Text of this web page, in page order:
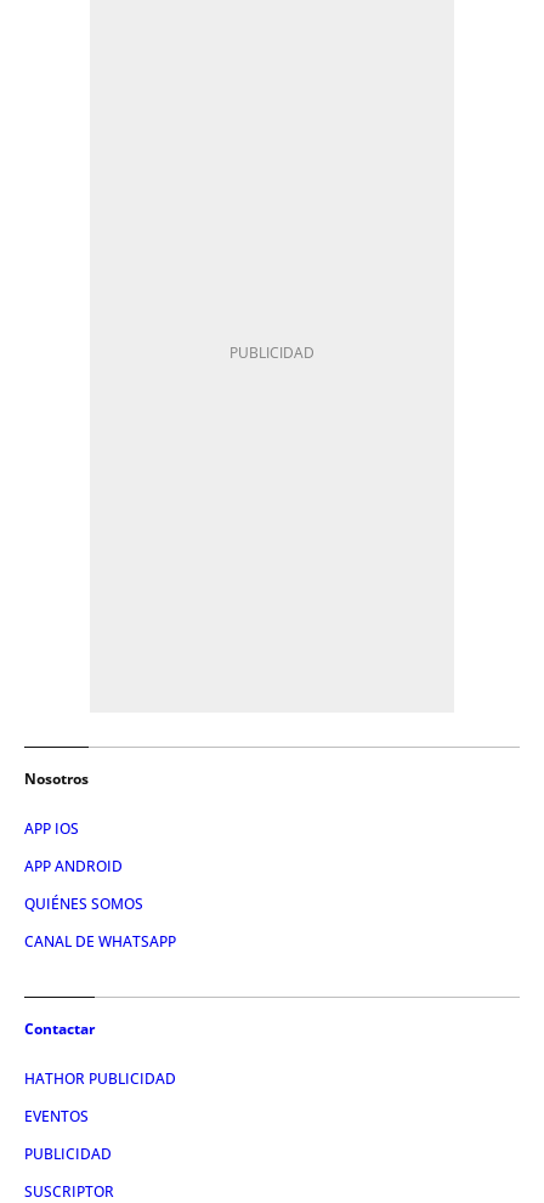
Nosotros
APP IOS
APP ANDROID
QUIÉNES SOMOS
CANAL DE WHATSAPP
Contactar
HATHOR PUBLICIDAD
EVENTOS
PUBLICIDAD
SUSCRIPTOR